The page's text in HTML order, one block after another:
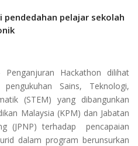
pendedahan pelajar sekolah
Hackathon dilihat
Sains, Teknologi,
(STEM) yang dibangunkan
Malaysia (KPM) dan Jabatan
(JPNP) terhadap pencapaian
dalam program berunsurkan